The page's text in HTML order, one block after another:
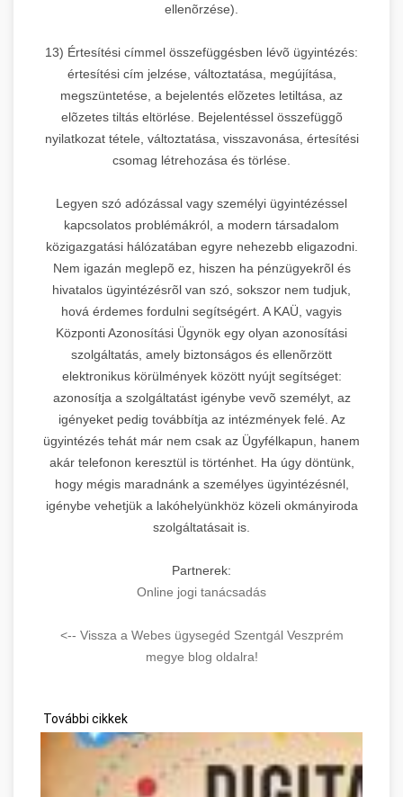
ellenõrzése).
13) Értesítési címmel összefüggésben lévõ ügyintézés:
értesítési cím jelzése, változtatása, megújítása,
megszüntetése, a bejelentés elõzetes letiltása, az
elõzetes tiltás eltörlése. Bejelentéssel összefüggõ
nyilatkozat tétele, változtatása, visszavonása, értesítési
csomag létrehozása és törlése.
Legyen szó adózással vagy személyi ügyintézéssel
kapcsolatos problémákról, a modern társadalom
közigazgatási hálózatában egyre nehezebb eligazodni.
Nem igazán meglepõ ez, hiszen ha pénzügyekrõl és
hivatalos ügyintézésrõl van szó, sokszor nem tudjuk,
hová érdemes fordulni segítségért. A KAÜ, vagyis
Központi Azonosítási Ügynök egy olyan azonosítási
szolgáltatás, amely biztonságos és ellenõrzött
elektronikus körülmények között nyújt segítséget:
azonosítja a szolgáltatást igénybe vevõ személyt, az
igényeket pedig továbbítja az intézmények felé. Az
ügyintézés tehát már nem csak az Ügyfélkapun, hanem
akár telefonon keresztül is történhet. Ha úgy döntünk,
hogy mégis maradnánk a személyes ügyintézésnél,
igénybe vehetjük a lakóhelyünkhöz közeli okmányiroda
szolgáltatásait is.
Partnerek:
Online jogi tanácsadás
<-- Vissza a Webes ügysegéd Szentgál Veszprém
megye blog oldalra!
További cikkek